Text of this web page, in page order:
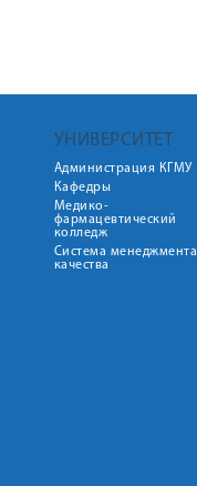
УНИВЕРСИТЕТ
Администрация КГМУ
Кафедры
Медико-
фармацевтический
колледж
Система менеджмента
качества